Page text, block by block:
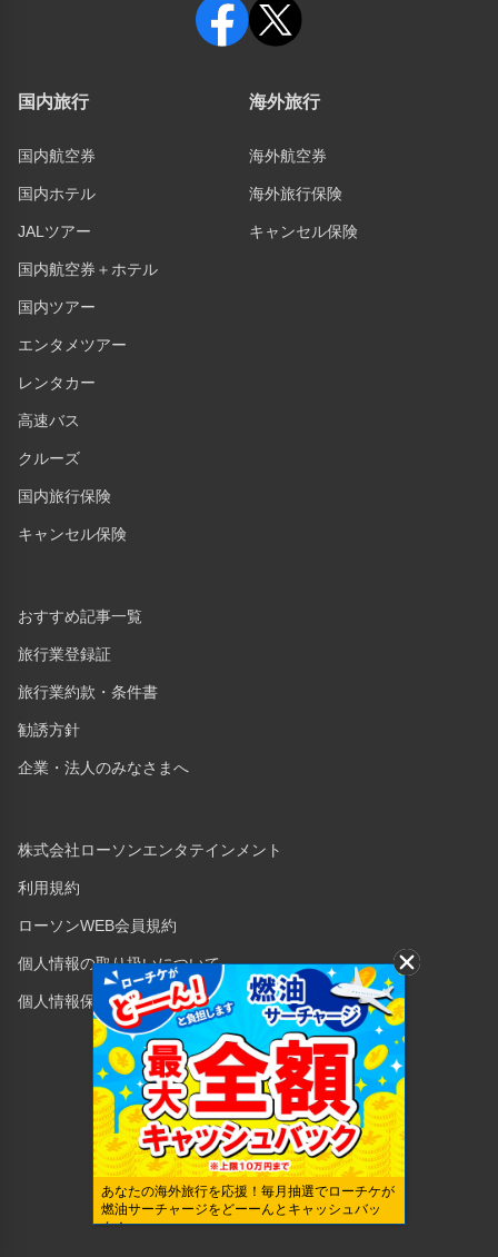
国内旅行
国内航空券
国内ホテル
JALツアー
国内航空券＋ホテル
国内ツアー
エンタメツアー
レンタカー
高速バス
クルーズ
国内旅行保険
キャンセル保険
海外旅行
海外航空券
海外旅行保険
キャンセル保険
おすすめ記事一覧
旅行業登録証
旅行業約款・条件書
勧誘方針
企業・法人のみなさまへ
株式会社ローソンエンタテインメント
利用規約
ローソンWEB会員規約
個人情報の取り扱いについて
個人情報保護方針
Copyright © 1998 Lawson Entertainment, Inc.
あなたの海外旅行を応援！毎月抽選でローチケが
燃油サーチャージをどーーんとキャッシュバッ
ク！